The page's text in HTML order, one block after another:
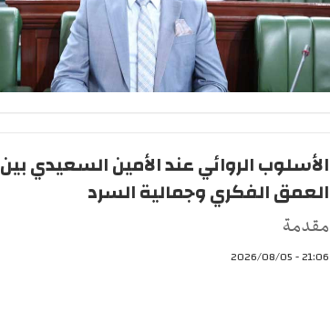
الأسلوب الروائي عند الأمين السعيدي بين
العمق الفكري وجمالية السرد
مقدمة
21:06 - 2026/08/05